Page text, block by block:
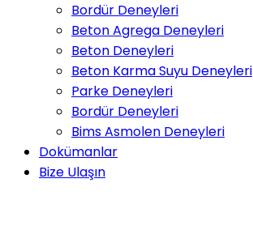
Bordür Deneyleri
Beton Agrega Deneyleri
Beton Deneyleri
Beton Karma Suyu Deneyleri
Parke Deneyleri
Bordür Deneyleri
Bims Asmolen Deneyleri
Dokümanlar
Bize Ulaşın